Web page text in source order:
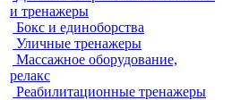
и тренажеры
Бокс и единоборства
Уличные тренажеры
Массажное оборудование,
релакс
Реабилитационные тренажеры